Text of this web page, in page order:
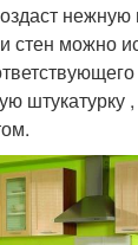
стен можно
штукатурку